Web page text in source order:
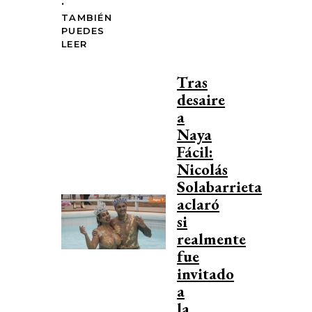
TAMBIÉN
PUEDES
LEER
Tras
desaire
a
Naya
Fácil:
Nicolás
Solabarrieta
aclaró
si
realmente
fue
invitado
a